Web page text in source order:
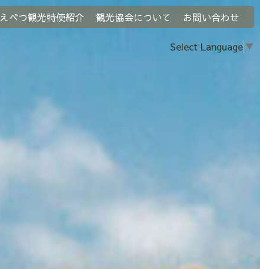
えべつ観光特使紹介 観光協会について お問い合わせ
Select Language ▼